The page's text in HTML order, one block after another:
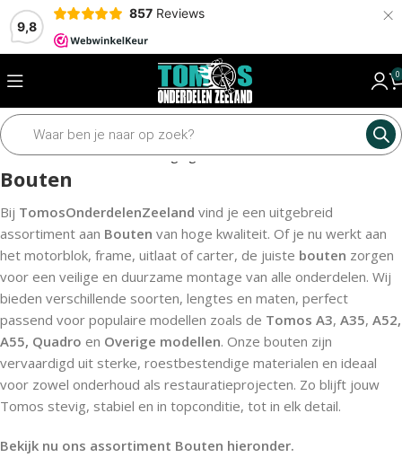
9,8
857 Reviews ×
0
Home Framedelen Bevestiging materiaal Bouten
Bouten
Bij TomosOnderdelenZeeland vind je een uitgebreid
assortiment aan Bouten van hoge kwaliteit. Of je nu werkt aan
het motorblok, frame, uitlaat of carter, de juiste bouten zorgen
voor een veilige en duurzame montage van alle onderdelen. Wij
bieden verschillende soorten, lengtes en maten, perfect
passend voor populaire modellen zoals de Tomos A3, A35, A52,
A55, Quadro en Overige modellen. Onze bouten zijn
vervaardigd uit sterke, roestbestendige materialen en ideaal
voor zowel onderhoud als restauratieprojecten. Zo blijft jouw
Tomos stevig, stabiel en in topconditie, tot in elk detail.
Bekijk nu ons assortiment Bouten hieronder.